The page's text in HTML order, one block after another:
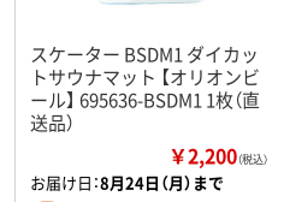
スケーター BSDM1 ダイカッ
トサウナマット 【オリオンビ
ール】 695636-BSDM1 1枚（直
送品）
￥2,200（税込）
お届け日：8月24日（月）まで